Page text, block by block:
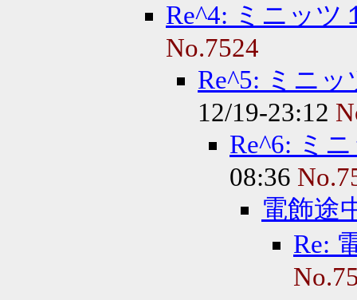
Re^4: ミニッツ
No.7524
Re^5: ミニ
12/19-23:12
Re^6: ミ
08:36
電飾途
Re: